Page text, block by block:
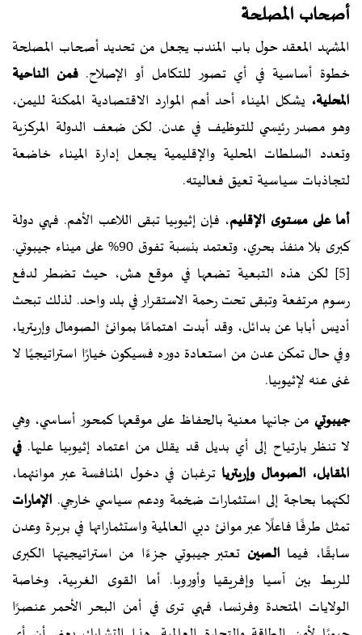
أصحاب المصلحة
المشهد المعقد حول باب المندب يجعل من تحديد أصحاب المصلحة
خطوة أساسية في أي تصور للتكامل أو الإصلاح. فمن الناحية
المحلية، يشكل الميناء أحد أهم الموارد الاقتصادية الممكنة لليمن،
وهو مصدر رئيسي للتوظيف في عدن. لكن ضعف الدولة المركزية
وتعدد السلطات المحلية والإقليمية يجعل إدارة الميناء خاضعة
لتجاذبات سياسية تعيق فعاليته.
أما على مستوى الإقليم، فإن إثيوبيا تبقى اللاعب الأهم. فهي دولة
كبرى بلا منفذ بحري، وتعتمد بنسبة تفوق 90% على ميناء جيبوتي.
[5]
لكن هذه التبعية تضعها في موقع هش، حيث تضطر لدفع
رسوم مرتفعة وتبقى تحت رحمة الاستقرار في بلد واحد. لذلك تبحث
أديس أبابا عن بدائل، وقد أبدت اهتمامًا بموانئ الصومال وإريتريا،
وفي حال تمكن عدن من استعادة دوره فسيكون خيارًا استراتيجيًا لا
غنى عنه لإثيوبيا.
جيبوتي من جانبها معنية بالحفاظ على موقعها كمحور أساسي، وهي
لا تنظر بارتياح إلى أي بديل قد يقلل من اعتماد إثيوبيا عليها. في
المقابل، الصومال وإريتريا ترغبان في دخول المنافسة عبر موانئهما،
لكنهما بحاجة إلى استثمارات ضخمة ودعم سياسي خارجي. الإمارات
تمثل طرفًا فاعلًا عبر موانئ دبي العالمية واستثماراتها في بربرة وعدن
سابقًا، فيما الصين تعتبر جيبوتي جزءًا من استراتيجيتها الكبرى
للربط بين آسيا وإفريقيا وأوروبا. أما القوى الغربية، وخاصة
الولايات المتحدة وفرنسا، فهي ترى في أمن البحر الأحمر عنصرًا